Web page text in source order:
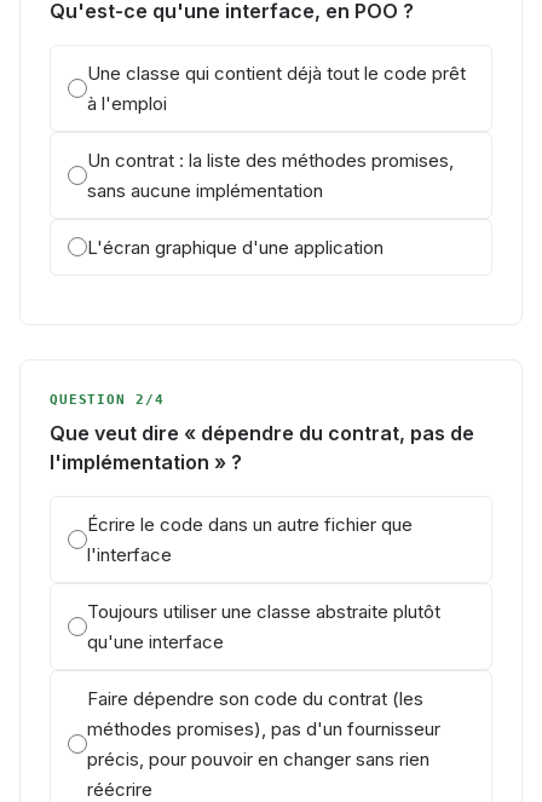
Qu'est-ce qu'une interface, en POO ?
Une classe qui contient déjà tout le code prêt
à l'emploi
Un contrat : la liste des méthodes promises,
sans aucune implémentation
L'écran graphique d'une application
QUESTION 2/4
Que veut dire « dépendre du contrat, pas de
l'implémentation » ?
Écrire le code dans un autre fichier que
l'interface
Toujours utiliser une classe abstraite plutôt
qu'une interface
Faire dépendre son code du contrat (les
méthodes promises), pas d'un fournisseur
précis, pour pouvoir en changer sans rien
réécrire